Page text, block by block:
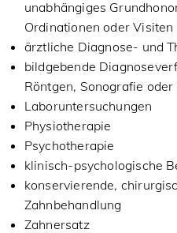
unabhängiges
Ordinationen oder Visiten
ärztliche Diagnose- und
bildgebende
Röntgen, Sonografie
Laboruntersuchungen
Physiotherapie
Psychotherapie
klinisch-psychologische
konservierende,
Zahnbehandlung
Zahnersatz